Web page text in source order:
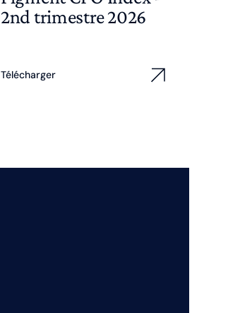
2nd trimestre 2026
Télécharger